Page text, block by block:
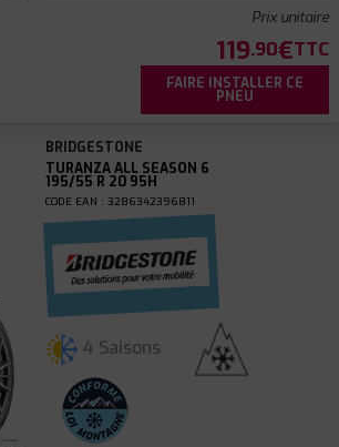
Prix unitaire
119.90€TTC
FAIRE INSTALLER CE
PNEU
BRIDGESTONE
TURANZA ALL SEASON 6
195/55 R 20 95H
CODE EAN : 3286342396811
4 Saisons